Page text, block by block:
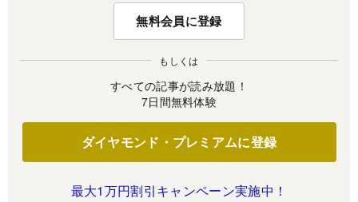
無料会員に登録
もしくは
すべての記事が読み放題！
7日間無料体験
ダイヤモンド・プレミアムに登録
最大1万円割引キャンペーン実施中！